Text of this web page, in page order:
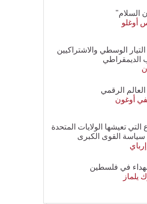
السلام"
أوغلو
الوسطي والاشتراكيين
الديمقراطي
الرقمي
أوغون
التي تعيشها الولايات المتحدة
القوى الكبرى
في فلسطين
يلماز